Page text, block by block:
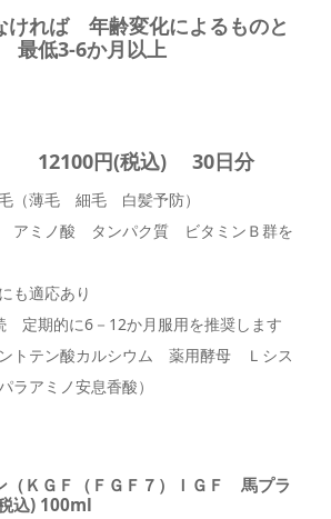
ければ 年齢変化によるものと
最低3-6か月以上
12100円(税込) 30日分
（薄毛 細毛 白髪予防）
アミノ酸 タンパク質 ビタミンＢ群を
も適応あり
定期的に6－12か月服用を推奨します
トテン酸カルシウム 薬用酵母 Ｌシス
アミノ安息香酸）
（ＫＧＦ（ＦＧＦ７）ＩＧＦ 馬プラ
込) 100ml